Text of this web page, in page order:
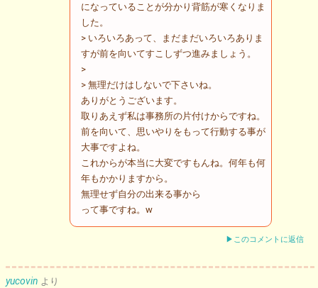
になっていることが分かり背筋が寒くなりま
した。
> いろいろあって、まだまだいろいろありま
すが前を向いてすこしずつ進みましょう。
>
> 無理だけはしないで下さいね。
ありがとうございます。
取りあえず私は事務所の片付けからですね。
前を向いて、思いやりをもって行動する事が
大事ですよね。
これからが本当に大変ですもんね。何年も何
年もかかりますから。
無理せず自分の出来る事から
って事ですね。w
▶このコメントに返信
yucovin より